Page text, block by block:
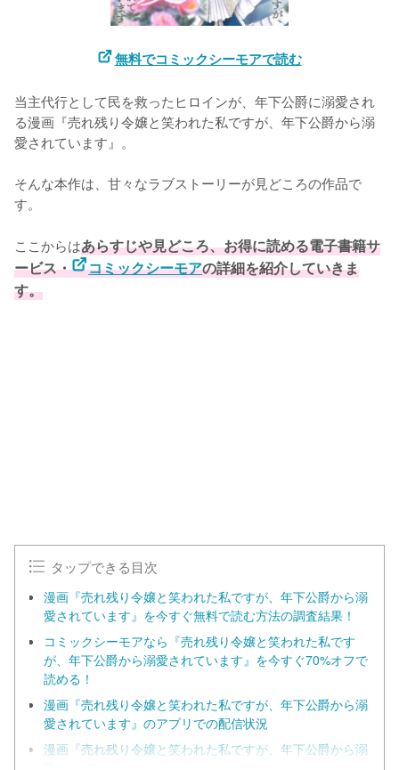
無料でコミックシーモアで読む
当主代行として民を救ったヒロインが、年下公爵に溺愛され
る漫画『売れ残り令嬢と笑われた私ですが、年下公爵から溺
愛されています』。
そんな本作は、甘々なラブストーリーが見どころの作品で
す。
ここからはあらすじや見どころ、お得に読める電子書籍サ
ービス・
コミックシーモアの詳細を紹介していきま
す。
タップできる目次
漫画『売れ残り令嬢と笑われた私ですが、年下公爵から溺
愛されています』を今すぐ無料で読む方法の調査結果！
コミックシーモアなら『売れ残り令嬢と笑われた私です
が、年下公爵から溺愛されています』を今すぐ70%オフで
読める！
漫画『売れ残り令嬢と笑われた私ですが、年下公爵から溺
愛されています』のアプリでの配信状況
漫画『売れ残り令嬢と笑われた私ですが、年下公爵から溺